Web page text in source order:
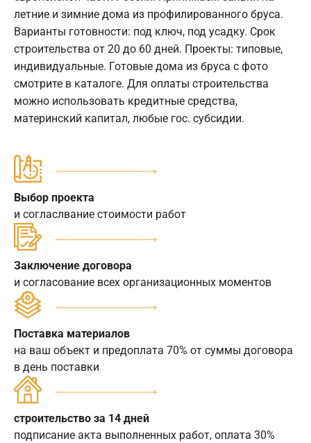
летние и зимние дома из профилированного бруса.
Варианты готовности: под ключ, под усадку. Срок
строительства от 20 до 60 дней. Проекты: типовые,
индивидуальные. Готовые дома из бруса с фото
смотрите в каталоге. Для оплаты строительства
можно использовать кредитные средства,
материнский капитал, любые гос. субсидии.
Выбор проекта
и согласлвание стоимости работ
Заключение договора
и согласование всех организационных моментов
Поставка материалов
на ваш объект и предоплата 70% от суммы договора
в день поставки
строительство за 14 дней
подписание акта выполненных работ, оплата 30%